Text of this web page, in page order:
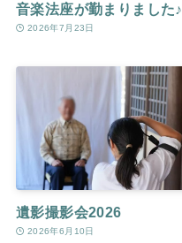
音楽法座が勤まりました♪
2026年7月23日
遺影撮影会2026
2026年6月10日